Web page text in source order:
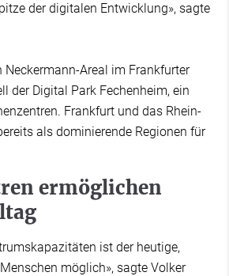
der digitalen Entwicklung», sagte
Neckermann-Areal im Frankfurter
der Digital Park Fechenheim, ein
Frankfurt und das Rhein-
als dominierende Regionen für
ermöglichen
ist der heutige,
möglich», sagte Volker